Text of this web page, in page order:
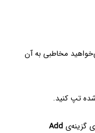
مخاطبی به آن
تپ کنید.
گزینه‌ی Add